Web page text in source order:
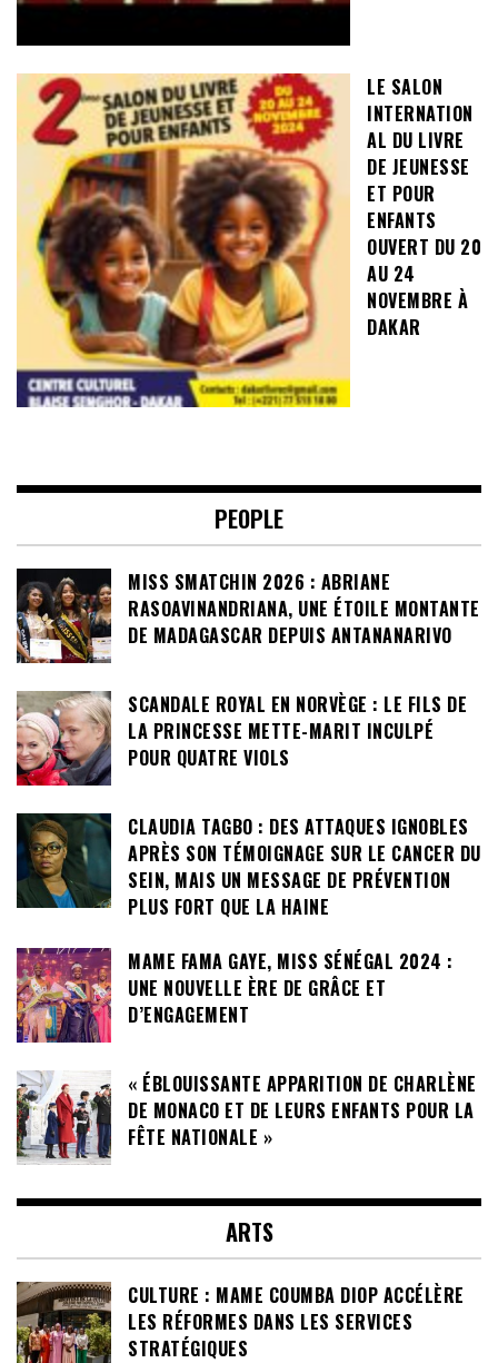
LE SALON
INTERNATION
AL DU LIVRE
DE JEUNESSE
ET POUR
ENFANTS
OUVERT DU 20
AU 24
NOVEMBRE À
DAKAR
PEOPLE
MISS SMATCHIN 2026 : ABRIANE
RASOAVINANDRIANA, UNE ÉTOILE MONTANTE
DE MADAGASCAR DEPUIS ANTANANARIVO
SCANDALE ROYAL EN NORVÈGE : LE FILS DE
LA PRINCESSE METTE-MARIT INCULPÉ
POUR QUATRE VIOLS
CLAUDIA TAGBO : DES ATTAQUES IGNOBLES
APRÈS SON TÉMOIGNAGE SUR LE CANCER DU
SEIN, MAIS UN MESSAGE DE PRÉVENTION
PLUS FORT QUE LA HAINE
MAME FAMA GAYE, MISS SÉNÉGAL 2024 :
UNE NOUVELLE ÈRE DE GRÂCE ET
D’ENGAGEMENT
« ÉBLOUISSANTE APPARITION DE CHARLÈNE
DE MONACO ET DE LEURS ENFANTS POUR LA
FÊTE NATIONALE »
ARTS
CULTURE : MAME COUMBA DIOP ACCÉLÈRE
LES RÉFORMES DANS LES SERVICES
STRATÉGIQUES